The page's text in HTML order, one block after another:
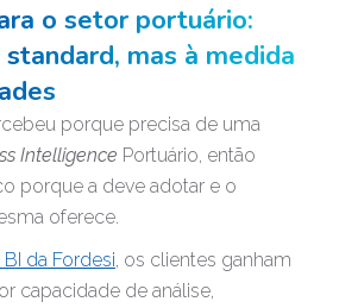
o setor portuário:
mas à medida
porque precisa de uma
Intelligence Portuário, então
porque a deve adotar e o
oferece.
da Fordesi , os clientes ganham
capacidade de análise,